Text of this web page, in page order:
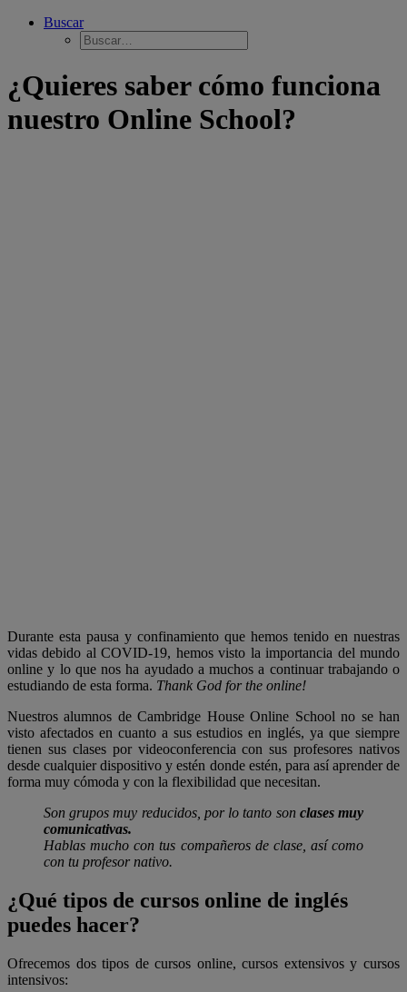
Buscar
¿Quieres saber cómo funciona
nuestro Online School?
Durante esta pausa y confinamiento que hemos tenido en nuestras
vidas debido al COVID-19, hemos visto la importancia del mundo
online y lo que nos ha ayudado a muchos a continuar trabajando o
estudiando de esta forma. Thank God for the online!
Nuestros alumnos de Cambridge House Online School no se han
visto afectados en cuanto a sus estudios en inglés, ya que siempre
tienen sus clases por videoconferencia con sus profesores nativos
desde cualquier dispositivo y estén donde estén, para así aprender de
forma muy cómoda y con la flexibilidad que necesitan.
Son grupos muy reducidos, por lo tanto son clases muy
comunicativas.
Hablas mucho con tus compañeros de clase, así como
con tu profesor nativo.
¿Qué tipos de cursos online de inglés
puedes hacer?
Ofrecemos dos tipos de cursos online, cursos extensivos y cursos
intensivos: